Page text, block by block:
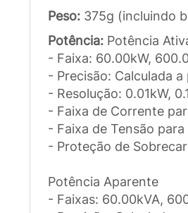
Peso: 375g (incluindo
Potência: Potência
- Faixa: 60.00kW,
- Precisão: Calculada
- Resolução: 0.01kW,
- Faixa de Corrente
- Faixa de Tensão
- Proteção de
Potência Aparente
- Faixas: 60.00kVA,